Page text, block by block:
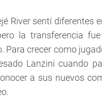
River sentí diferentes
la transferencia
Para crecer como
Lanzini cuando
a sus nuevos